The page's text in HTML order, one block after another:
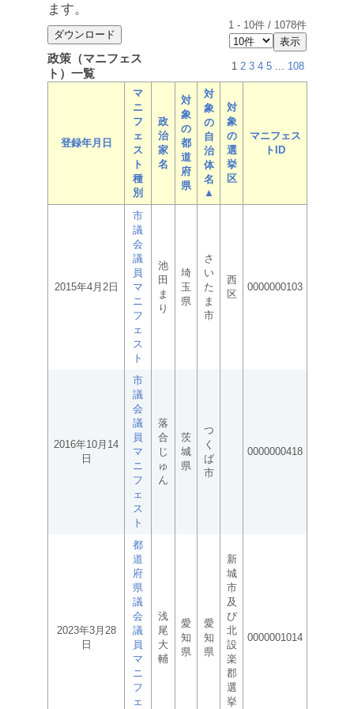
ます。
1 - 10件 / 1078件
政策（マニフェス
ト）一覧
1 2 3 4 5 ... 108
登録年月日
マ
ニ
フ
ェ
ス
ト
種
別
政
治
家
名
対
象
の
都
道
府
県
対
象
の
自
治
体
名
▲
対
象
の
選
挙
区
マニフェス
トID
2015年4月2日
市
議
会
議
員
マ
ニ
フ
ェ
ス
ト
池
田
ま
り
埼
玉
県
さ
い
た
ま
市
西
区
0000000103
2016年10月14
日
市
議
会
議
員
マ
ニ
フ
ェ
ス
ト
落
合
じ
ゅ
ん
茨
城
県
つ
く
ば
市
0000000418
2023年3月28
日
都
道
府
県
議
会
議
員
マ
ニ
フ
ェ
浅
尾
大
輔
愛
知
県
愛
知
県
新
城
市
及
び
北
設
楽
郡
選
挙
0000001014